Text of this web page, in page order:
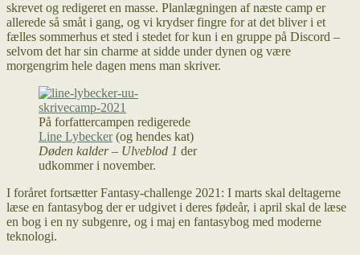
skrevet og redigeret en masse. Planlægningen af næste camp er
allerede så småt i gang, og vi krydser fingre for at det bliver i et
fælles sommerhus et sted i stedet for kun i en gruppe på Discord –
selvom det har sin charme at sidde under dynen og være
morgengrim hele dagen mens man skriver.
På forfattercampen redigerede
Line Lybecker(og hendes kat)
Døden kalder – Ulveblod 1 der
udkommer i november.
I foråret fortsætter Fantasy-challenge 2021: I marts skal deltagerne
læse en fantasybog der er udgivet i deres fødeår, i april skal de læse
en bog i en ny subgenre, og i maj en fantasybog med moderne
teknologi.